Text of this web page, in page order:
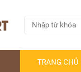
TRANG CHỦ